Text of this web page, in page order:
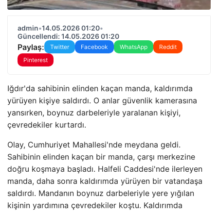
admin•14.05.2026 01:20•
Güncellendi: 14.05.2026 01:20
Paylaş: Twitter Facebook WhatsApp
Reddit
Pinterest
Iğdır'da sahibinin elinden kaçan manda, kaldırımda
yürüyen kişiye saldırdı. O anlar güvenlik kamerasına
yansırken, boynuz darbeleriyle yaralanan kişiyi,
çevredekiler kurtardı.
Olay, Cumhuriyet Mahallesi'nde meydana geldi.
Sahibinin elinden kaçan bir manda, çarşı merkezine
doğru koşmaya başladı. Halfeli Caddesi'nde ilerleyen
manda, daha sonra kaldırımda yürüyen bir vatandaşa
saldırdı. Mandanın boynuz darbeleriyle yere yığılan
kişinin yardımına çevredekiler koştu. Kaldırımda